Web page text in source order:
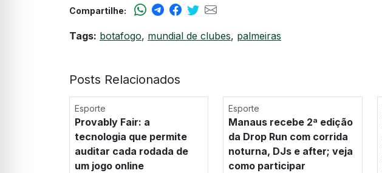
Compartilhe:
Tags: botafogo, mundial de clubes, palmeiras
Posts Relacionados
Esporte
Provably Fair: a
tecnologia que permite
auditar cada rodada de
um jogo online
Esporte
Manaus recebe 2ª edição
da Drop Run com corrida
noturna, DJs e after; veja
como participar